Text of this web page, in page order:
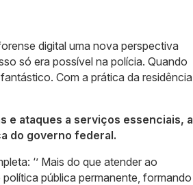
digital uma nova perspectiva
só era possível na polícia. Quando
Com a prática da residência,
e ataques a serviços essenciais, a
do governo federal.
‘’ Mais do que atender ao
pública permanente, formando